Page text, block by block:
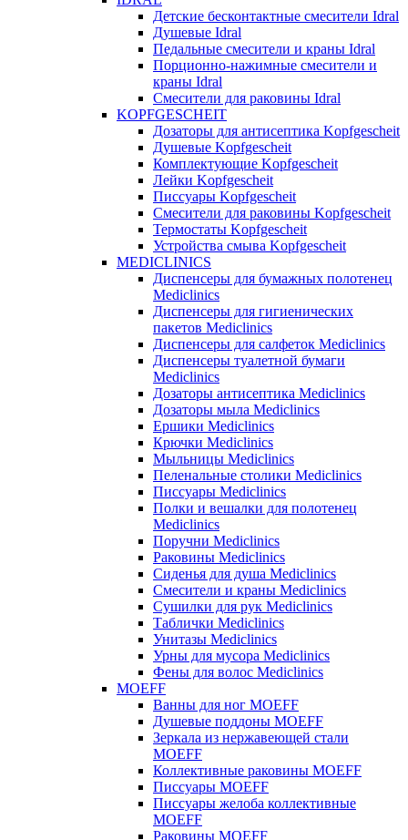
Детские бесконтактные смесители Idral
Душевые Idral
Педальные смесители и краны Idral
Порционно-нажимные смесители и
краны Idral
Смеcители для раковины Idral
KOPFGESCHEIT
Дозаторы для антисептика Kopfgescheit
Душевые Kopfgescheit
Комплектующие Kopfgescheit
Лейки Kopfgescheit
Писсуары Kopfgescheit
Смесители для раковины Kopfgescheit
Термостаты Kopfgescheit
Устройства смыва Kopfgescheit
MEDICLINICS
Диспенсеры для бумажных полотенец
Mediclinics
Диспенсеры для гигиенических
пакетов Mediclinics
Диспенсеры для салфеток Mediclinics
Диспенсеры туалетной бумаги
Mediclinics
Дозаторы антисептика Mediclinics
Дозаторы мыла Mediclinics
Ершики Mediclinics
Крючки Mediclinics
Мыльницы Mediclinics
Пеленальные столики Mediclinics
Писсуары Mediclinics
Полки и вешалки для полотенец
Mediclinics
Поручни Mediclinics
Раковины Mediclinics
Сиденья для душа Mediclinics
Смесители и краны Mediclinics
Сушилки для рук Mediclinics
Таблички Mediclinics
Унитазы Mediclinics
Урны для мусора Mediclinics
Фены для волос Mediclinics
MOEFF
Ванны для ног MOEFF
Душевые поддоны MOEFF
Зеркала из нержавеющей стали
MOEFF
Коллективные раковины MOEFF
Писсуары MOEFF
Писсуары желоба коллективные
MOEFF
Раковины MOEFF